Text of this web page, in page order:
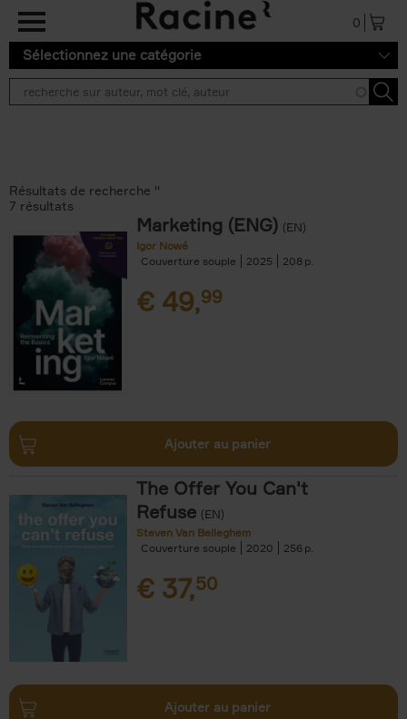
Aller au contenu principal
0
Sélectionnez une catégorie
Résultats de recherche ''
7 résultats
Marketing (ENG) (EN)
Igor Nowé
Couverture souple
2025 208
€ 49,99
Ajouter au panier
The Offer You Can't
Refuse (EN)
Steven Van Belleghem
Couverture souple
2020 256
€ 37,50
Ajouter au panier